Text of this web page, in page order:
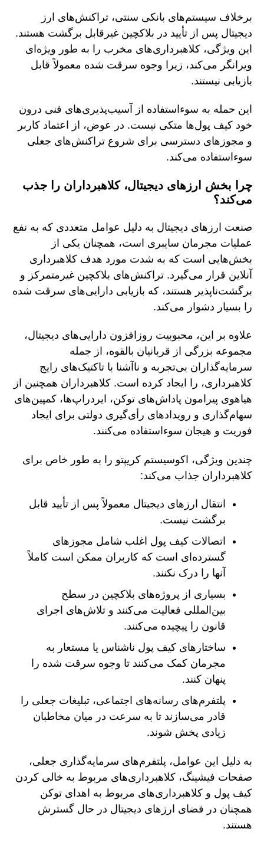
برخلاف سیستم‌های بانکی سنتی، تراکنش‌های ارز
دیجیتال پس از تأیید در بلاکچین غیرقابل برگشت هستند.
این ویژگی، کلاهبرداری‌های مخرب را به طور ویژه‌ای
ویرانگر می‌کند، زیرا وجوه سرقت شده معمولاً قابل
بازیابی نیستند.
این حمله به سوءاستفاده از آسیب‌پذیری‌های فنی درون
خود کیف پول‌ها متکی نیست. در عوض، از اعتماد کاربر
و مجوزهای دسترسی برای شروع تراکنش‌های جعلی
سوءاستفاده می‌کند.
چرا بخش ارزهای دیجیتال، کلاهبرداران را جذب
می‌کند؟
صنعت ارزهای دیجیتال به دلیل عوامل متعددی که به نفع
عملیات مجرمان سایبری است، همچنان یکی از
بخش‌هایی است که به شدت مورد هدف کلاهبرداری
آنلاین قرار می‌گیرد. تراکنش‌های بلاکچین غیرمتمرکز و
برگشت‌ناپذیر هستند، که بازیابی دارایی‌های سرقت شده
را بسیار دشوار می‌کند.
علاوه بر این، محبوبیت روزافزون دارایی‌های دیجیتال،
مجموعه بزرگی از قربانیان بالقوه، از جمله
سرمایه‌گذاران بی‌تجربه و ناآشنا با تاکتیک‌های رایج
کلاهبرداری، را ایجاد کرده است. کلاهبرداران همچنین از
هیاهوی پیرامون پاداش‌های توکن، ایردراپ‌ها، کمپین‌های
سهام‌گذاری و رویدادهای رأی‌گیری دولتی برای ایجاد
فوریت و هیجان سوءاستفاده می‌کنند.
چندین ویژگی، اکوسیستم کریپتو را به طور خاص برای
کلاهبرداران جذاب می‌کند:
انتقال ارزهای دیجیتال معمولاً پس از تأیید قابل
برگشت نیست.
اتصالات کیف پول اغلب شامل مجوزهای
گسترده‌ای است که کاربران ممکن است کاملاً
آنها را درک نکنند.
بسیاری از پروژه‌های بلاکچین در سطح
بین‌المللی فعالیت می‌کنند و تلاش‌های اجرای
قانون را پیچیده می‌کنند.
ساختارهای کیف پول ناشناس یا مستعار به
مجرمان کمک می‌کنند تا وجوه سرقت شده را
پنهان کنند.
پلتفرم‌های رسانه‌های اجتماعی، تبلیغات جعلی را
قادر می‌سازند تا به سرعت در میان مخاطبان
زیادی پخش شوند.
به دلیل این عوامل، پلتفرم‌های سرمایه‌گذاری جعلی،
صفحات فیشینگ، کلاهبرداری‌های مربوط به خالی کردن
کیف پول و کلاهبرداری‌های مربوط به اهدای توکن
همچنان در فضای ارزهای دیجیتال در حال گسترش
هستند.